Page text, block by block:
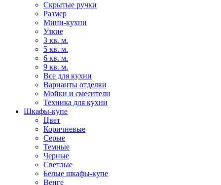
Скрытые ручки
Размер
Мини-кухни
Узкие
3 кв. м.
5 кв. м.
6 кв. м.
9 кв. м.
Все для кухни
Варианты отделки
Мойки и смесители
Техника для кухни
Шкафы-купе
Цвет
Коричневые
Серые
Темные
Черные
Светлые
Белые шкафы-купе
Венге